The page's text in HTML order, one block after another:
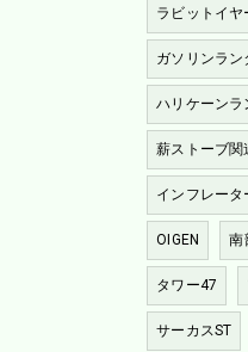
ラビットイヤ
ガソリンラン
ハリケーンラ
薪ストーブ関
インフレータ
OIGEN 南
タワー47
サーカスST